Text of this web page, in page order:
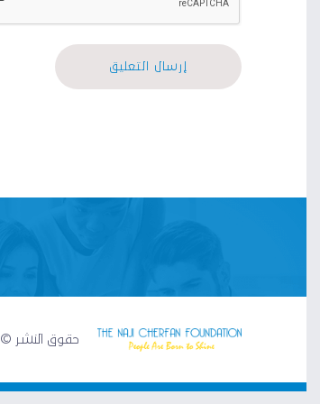
حقوق النشر © 2025 مؤسسة ناجي شرفان. كل الحقوق محفوظة